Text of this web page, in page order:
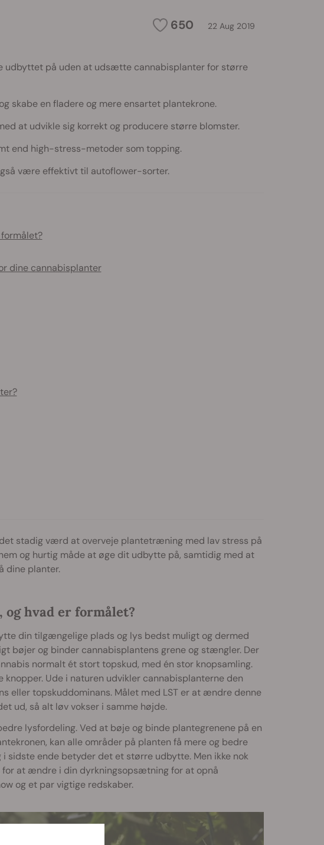
650 22 Aug 2019
udbyttet på uden at udsætte cannabisplanter for større
skabe en fladere og mere ensartet plantekrone.
at udvikle sig korrekt og producere større blomster.
end high-stress-metoder som topping.
være effektivt til autoflower-sorter.
dine cannabisplanter
stadig værd at overveje plantetræning med lav stress på
og hurtig måde at øge dit udbytte på, samtidig med at
dine planter.
hvad er formålet?
din tilgængelige plads og lys bedst muligt og dermed
bøjer og binder cannabisplantens grene og stængler. Der
normalt ét stort topskud, med én stor knopsamling.
Ude i naturen udvikler cannabisplanterne den
eller topskuddominans. Målet med LST er at ændre denne
ud, så alt løv vokser i samme højde.
lysfordeling. Ved at bøje og binde plantegrenene på en
kan alle områder på planten få mere og bedre
sidste ende betyder det et større udbytte. Men ikke nok
for at ændre i din dyrkningsopsætning for at opnå
og et par vigtige redskaber.